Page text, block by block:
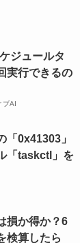
ジュールタ
実行できるの
ブAI
「0x41303」
「taskctl」を
損か得か？6
検算したら